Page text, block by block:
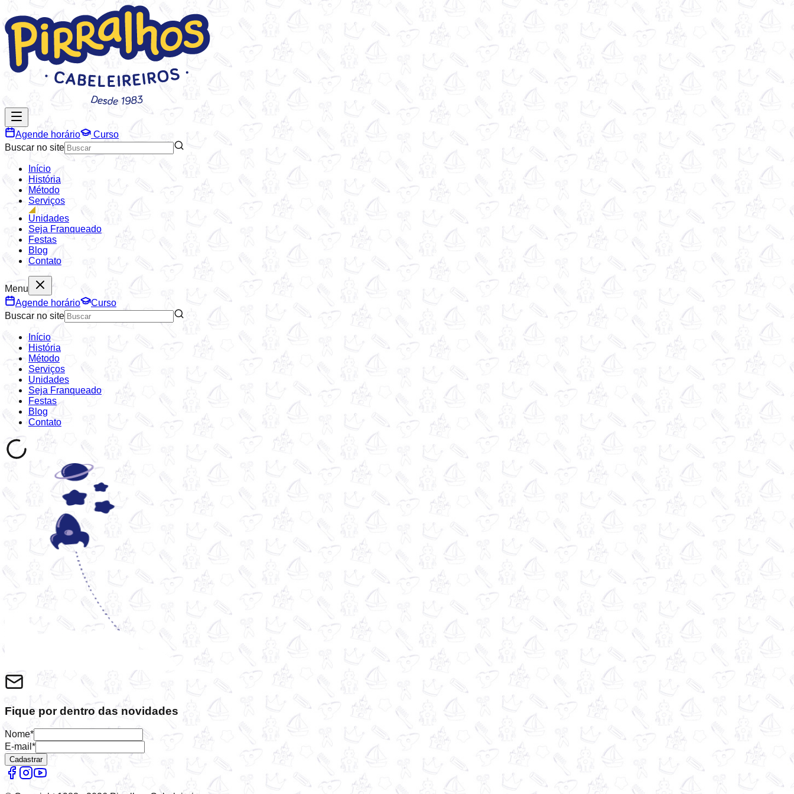
Agende horário
Curso
Buscar no site
Início
História
Método
Serviços
Unidades
Seja Franqueado
Festas
Blog
Contato
Menu
Agende horário
Curso
Buscar no site
Início
História
Método
Serviços
Unidades
Seja Franqueado
Festas
Blog
Contato
Fique por dentro das novidades
Nome*
E-mail*
Cadastrar